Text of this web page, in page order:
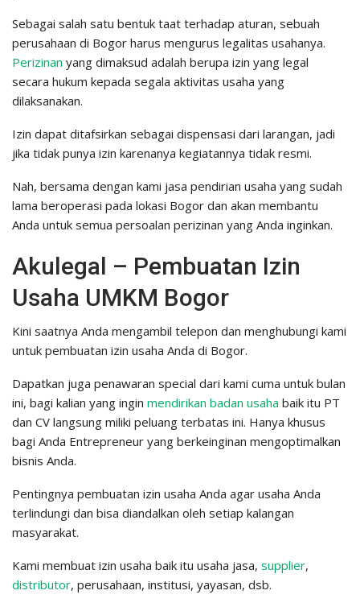
Sebagai salah satu bentuk taat terhadap aturan, sebuah
perusahaan di Bogor harus mengurus legalitas usahanya.
Perizinan yang dimaksud adalah berupa izin yang legal
secara hukum kepada segala aktivitas usaha yang
dilaksanakan.
Izin dapat ditafsirkan sebagai dispensasi dari larangan, jadi
jika tidak punya izin karenanya kegiatannya tidak resmi.
Nah, bersama dengan kami jasa pendirian usaha yang sudah
lama beroperasi pada lokasi Bogor dan akan membantu
Anda untuk semua persoalan perizinan yang Anda inginkan.
Akulegal – Pembuatan Izin
Usaha UMKM Bogor
Kini saatnya Anda mengambil telepon dan menghubungi kami
untuk pembuatan izin usaha Anda di Bogor.
Dapatkan juga penawaran special dari kami cuma untuk bulan
ini, bagi kalian yang ingin mendirikan badan usaha baik itu PT
dan CV langsung miliki peluang terbatas ini. Hanya khusus
bagi Anda Entrepreneur yang berkeinginan mengoptimalkan
bisnis Anda.
Pentingnya pembuatan izin usaha Anda agar usaha Anda
terlindungi dan bisa diandalkan oleh setiap kalangan
masyarakat.
Kami membuat izin usaha baik itu usaha jasa, supplier,
distributor, perusahaan, institusi, yayasan, dsb.